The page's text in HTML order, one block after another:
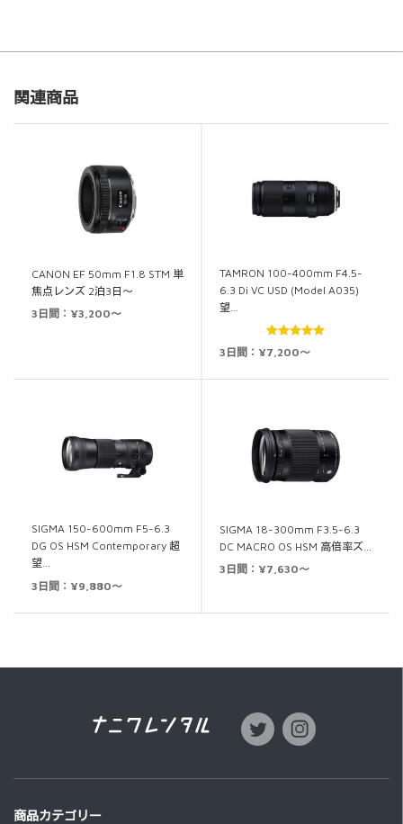
関連商品
CANON EF 50mm F1.8 STM 単
焦点レンズ 2泊3日～
3日間：¥3,200～
TAMRON 100-400mm F4.5-
6.3 Di VC USD (Model A035)
望…
3日間：¥7,200～
SIGMA 150-600mm F5-6.3
DG OS HSM Contemporary 超
望…
3日間：¥9,880～
SIGMA 18-300mm F3.5-6.3
DC MACRO OS HSM 高倍率ズ…
3日間：¥7,630～
商品カテゴリー